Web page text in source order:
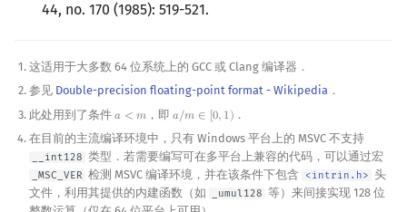
44, no. 170 (1985): 519-521.
这适用于大多数 64 位系统上的 GCC 或 Clang 编译器．
参见 Double-precision floating-point format - Wikipedia ．
此处用到了条件 𝑎 < 𝑚
a <m ，即𝑎/𝑚 ∈ [0, 1)
a/m ∈[ 0,1 )
．
在目前的主流编译环境中，只有 Windows 平台上的 MSVC 不支持
__int128 类型．若需要编写可在多平台上兼容的代码，可以通过宏
_MSC_VER 检测 MSVC 编译环境，并在该条件下包含 <intrin.h>
头
文件，利用其提供的内建函数（如
_umul128 等）来间接实现 128 位